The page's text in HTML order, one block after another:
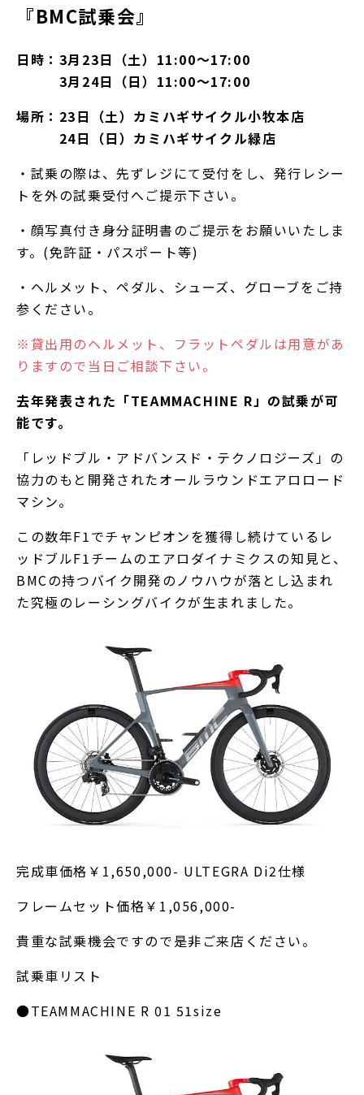
『BMC試乗会』
日時：3月23日（土）11:00～17:00
3月24日（日）11:00～17:00
場所：23日（土）カミハギサイクル小牧本店
24日（日）カミハギサイクル緑店
・試乗の際は、先ずレジにて受付をし、発行レシー
トを外の試乗受付へご提示下さい。
・顔写真付き身分証明書のご提示をお願いいたしま
す。(免許証・パスポート等)
・ヘルメット、ペダル、シューズ、グローブをご持
参ください。
※貸出用のヘルメット、フラットペダルは用意があ
りますので当日ご相談下さい。
去年発表された「TEAMMACHINE R」の試乗が可
能です。
「レッドブル・アドバンスド・テクノロジーズ」の
協力のもと開発されたオールラウンドエアロロード
マシン。
この数年F1でチャンピオンを獲得し続けているレ
ッドブルF1チームのエアロダイナミクスの知見と、
BMCの持つバイク開発のノウハウが落とし込まれ
た究極のレーシングバイクが生まれました。
完成車価格￥1,650,000- ULTEGRA Di2仕様
フレームセット価格￥1,056,000-
貴重な試乗機会ですので是非ご来店ください。
試乗車リスト
●TEAMMACHINE R 01 51size